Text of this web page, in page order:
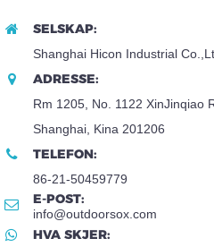
SELSKAP:
Shanghai Hicon Industrial
ADRESSE:
Rm 1205, No. 1122 XinJinqiao
Shanghai, Kina 201206
TELEFON:
86-21-50459779
E-POST:
info@outdoorsox.com
HVA SKJER: